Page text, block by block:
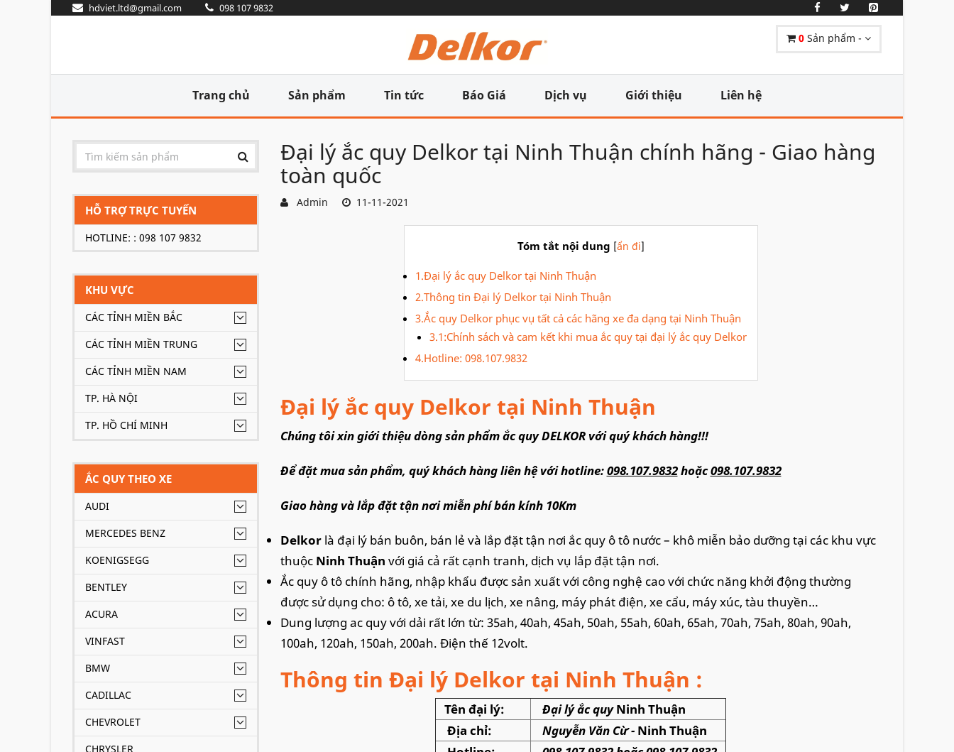
hdviet.ltd@gmail.com 098 107 9832
0 Sản phẩm -
Trang chủ Sản phẩm Tin tức Báo Giá Dịch vụ Giới thiệu Liên hệ
HỖ TRỢ TRỰC TUYẾN
HOTLINE: : 098 107 9832
KHU VỰC
CÁC TỈNH MIỀN BẮC
CÁC TỈNH MIỀN TRUNG
CÁC TỈNH MIỀN NAM
TP. HÀ NỘI
TP. HỒ CHÍ MINH
ẮC QUY THEO XE
AUDI
MERCEDES BENZ
KOENIGSEGG
BENTLEY
ACURA
VINFAST
BMW
CADILLAC
CHEVROLET
CHRYSLER
Đại lý ắc quy Delkor tại Ninh Thuận chính hãng - Giao hàng
toàn quốc
Admin 11-11-2021
Tóm tắt nội dung [ẩn đi]
1.Đại lý ắc quy Delkor tại Ninh Thuận
2.Thông tin Đại lý Delkor tại Ninh Thuận
3.Ắc quy Delkor phục vụ tất cả các hãng xe đa dạng tại Ninh Thuận
3.1:Chính sách và cam kết khi mua ắc quy tại đại lý ắc quy Delkor
4.Hotline: 098.107.9832
Đại lý ắc quy Delkor tại Ninh Thuận
Chúng tôi xin giới thiệu dòng sản phẩm ắc quy DELKOR với quý khách hàng!!!
Để đặt mua sản phẩm, quý khách hàng liên hệ với hotline:098.107.9832hoặc098.107.9832
Giao hàng và lắp đặt tận nơi miễn phí bán kính 10Km
Delkorlà đại lý bán buôn, bán lẻ và lắp đặt tận nơi ắc quy ô tô nước – khô miễn bảo dưỡng tại các khu vực
thuộc Ninh Thuận với giá cả rất cạnh tranh, dịch vụ lắp đặt tận nơi.
Ắc quy ô tô chính hãng, nhập khẩu được sản xuất với công nghệ cao với chức năng khởi động thường
được sử dụng cho: ô tô, xe tải, xe du lịch, xe nâng, máy phát điện, xe cẩu, máy xúc, tàu thuyền…
Dung lượng ac quy với dải rất lớn từ: 35ah, 40ah, 45ah, 50ah, 55ah, 60ah, 65ah, 70ah, 75ah, 80ah, 90ah,
100ah, 120ah, 150ah, 200ah. Điện thế 12volt.
Thông tin Đại lý Delkor tại Ninh Thuận :
Tên đại lý: Đại lý ắc quyNinh Thuận
Địa chỉ:
Nguyễn Văn Cừ - Ninh Thuận